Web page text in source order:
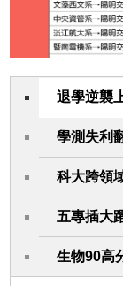
退學逆襲
學測失利
科大跨領
五專插大
生物90高